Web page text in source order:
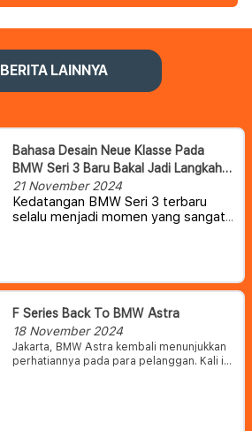
BERITA LAINNYA
Bahasa Desain Neue Klasse Pada
BMW Seri 3 Baru Bakal Jadi Langkah
Pionir
21 November 2024
Kedatangan BMW Seri 3 terbaru
selalu menjadi momen yang sangat
mengawali era baru untuk desain dan
teknologi BMW.
F Series Back To BMW Astra
18 November 2024
Jakarta, BMW Astra kembali menunjukkan
perhatiannya pada para pelanggan. Kali ini